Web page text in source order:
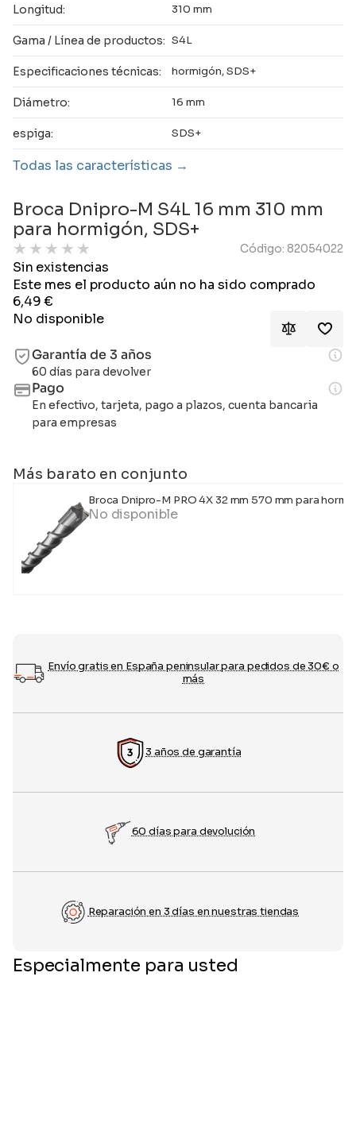
Longitud: 310 mm
Gama / Línea de productos: S4L
Especificaciones técnicas: hormigón, SDS+
Diámetro: 16 mm
espiga: SDS+
Todas las características
Broca Dnipro-M S4L 16 mm 310 mm
para hormigón, SDS+
★ ★ ★ ★ ★ Código: 82054022
Sin existencias
Este mes el producto aún no ha sido comprado
6,49€
No disponible
Garantía de 3 años
60 días para devolver
Pago
En efectivo, tarjeta, pago a plazos, cuenta bancaria
para empresas
Más barato en conjunto
Broca Dnipro-M PRO 4X 32 mm 570 mm para
No disponible
Envío gratis en España peninsular para pedidos de 30€ o
más
3 años de garantía
60 días para devolución
Reparación en 3 días en nuestras tiendas
Especialmente para usted